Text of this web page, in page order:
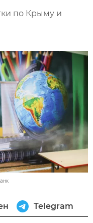
по Крыму и
Telegram